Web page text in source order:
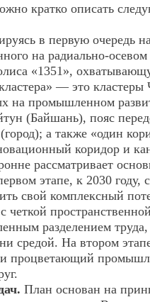
кратко описать
в первую очередь
на радиально-
«1351»,
— это
на промышленном
(Байшань), пояс
а также «один
коридор и
рассматривает
этапе, к 2030 году,
свой комплексный
с четкой
разделением
средой. На втором
процветающий
План основан на